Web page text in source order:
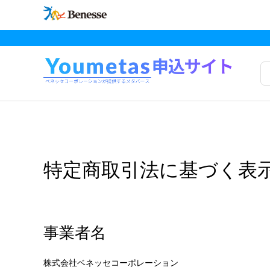
特定商取引法に基づく表
事業者名
株式会社ベネッセコーポレーション